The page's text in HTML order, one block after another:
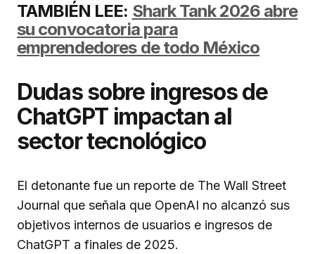
TAMBIÉN LEE: Shark Tank 2026 abre
su convocatoria para
emprendedores de todo México
Dudas sobre ingresos de
ChatGPT impactan al
sector tecnológico
El detonante fue un reporte de The Wall Street
Journal que señala que OpenAI no alcanzó sus
objetivos internos de usuarios e ingresos de
ChatGPT a finales de 2025.